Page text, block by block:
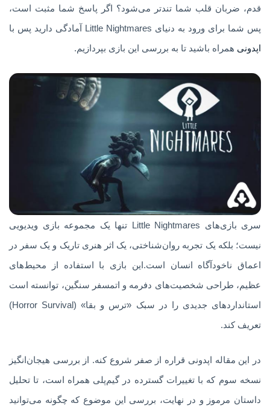
قدم، ضربان قلب شما تندتر می‌شود؟ اگر پاسخ شما مثبت است،
پس شما برای ورود به دنیای Little Nightmares آمادگی دارید پس با
اپدونی همراه باشید تا به بررسی این بازی بپردازیم.
سری بازی‌های Little Nightmares تنها یک مجموعه بازی ویدیویی
نیست؛ بلکه یک تجربه روان‌شناختی، یک اثر هنری تاریک و یک سفر در
اعماق ناخودآگاه انسان است.این بازی با استفاده از محیط‌های
عظیم، طراحی شخصیت‌های دفرمه و اتمسفر سنگین، توانسته است
استانداردهای جدیدی را در سبک «ترس و بقا» (Horror Survival)
تعریف کند.
در این مقاله اپدونی قراره از صفر شروع کنه. از بررسی هیجان‌انگیز
نسخه سوم که با تغییرات گسترده در گیم‌پلی همراه است، تا تحلیل
داستان مرموز و در نهایت، بررسی این موضوع که چگونه می‌توانید